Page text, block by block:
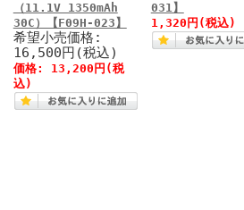
（11.1V 1350mAh
30C）【F09H-023】
希望小売価格:
16,500円(税込)
価格: 13,200円 (税
込)
031】
1,320円 (税込)